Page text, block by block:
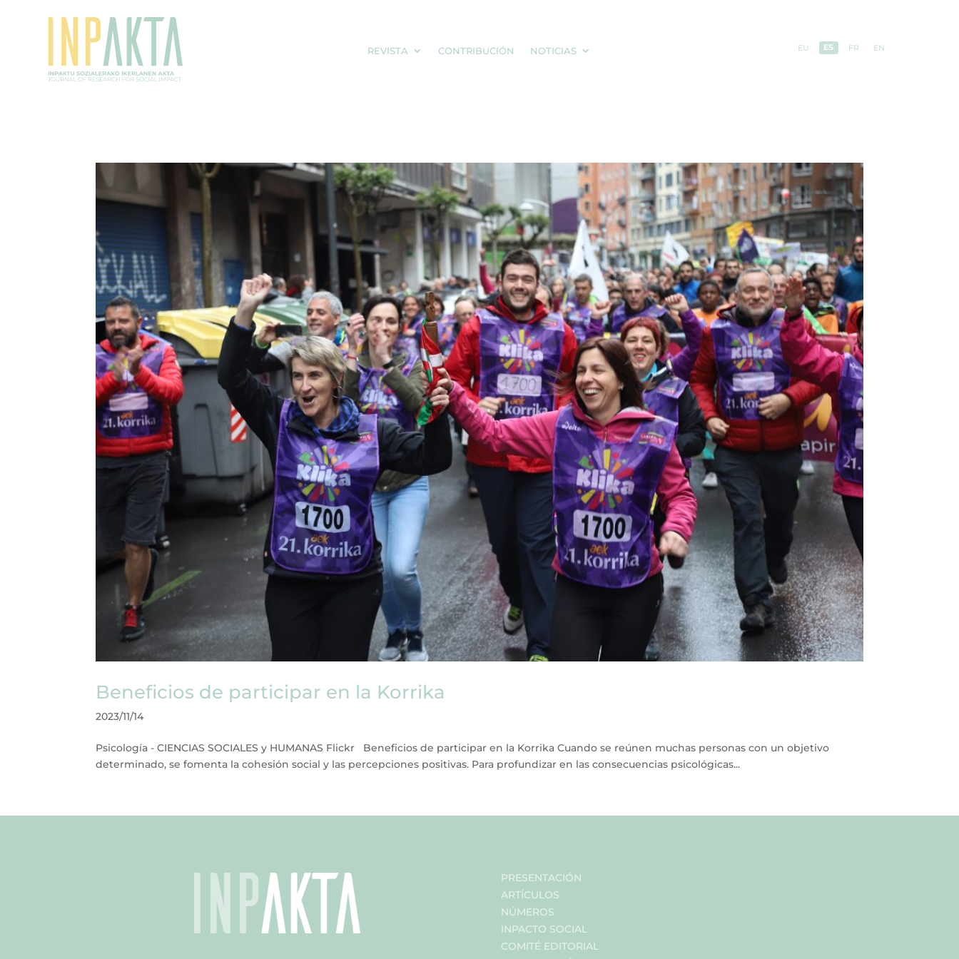
REVISTA CONTRIBUCIÓN NOTICIAS EU ES FR EN
Beneficios de participar en la Korrika
2023/11/14
Psicología - CIENCIAS SOCIALES y HUMANAS Flickr Beneficios de participar en la Korrika Cuando se reúnen muchas personas con un objetivo
determinado, se fomenta la cohesión social y las percepciones positivas. Para profundizar en las consecuencias psicológicas...
PRESENTACIÓN
ARTÍCULOS
NÚMEROS
INPACTO SOCIAL
COMITÉ EDITORIAL